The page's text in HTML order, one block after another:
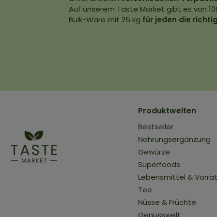
Auf unserem Taste Market gibt es von
Bulk-Ware mit 25 kg für jeden die
Produktwelten
Bestseller
Nahrungsergänzung
Gewürze
Superfoods
Lebensmittel & Vorrat
Tee
Nüsse & Früchte
Genusswelt